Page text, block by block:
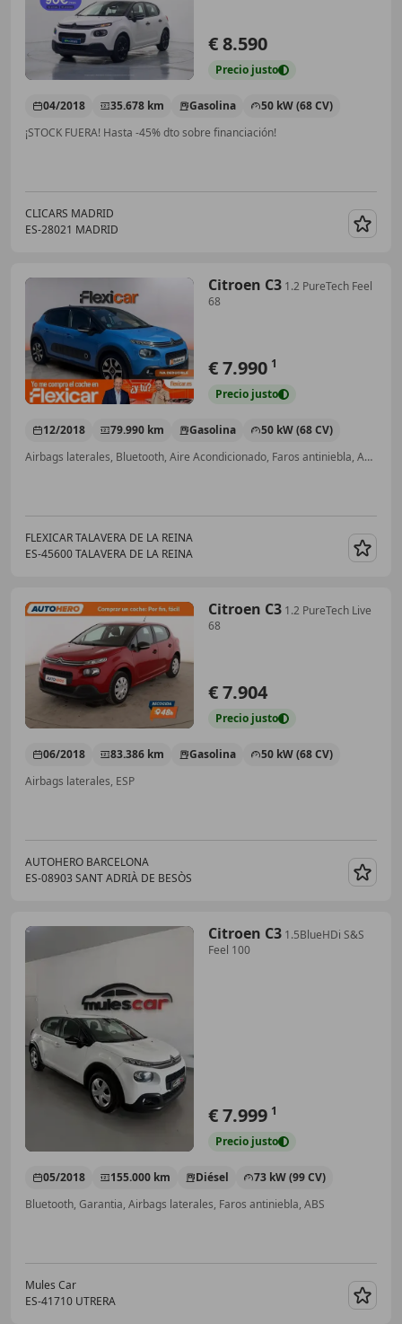
€ 8.590
Precio justo
04/2018 35.678 km Gasolina
50 kW (68 CV)
¡STOCK FUERA! Hasta -45% dto sobre financiación!
CLICARS MADRID
ES-28021 MADRID
Citroen C3 1.2 PureTech Feel
68
€ 7.990 1
Precio justo
12/2018 79.990 km Gasolina
50 kW (68 CV)
Airbags laterales, Bluetooth, Aire Acondicionado, Faros antiniebla, ABS
FLEXICAR TALAVERA DE LA REINA
ES-45600 TALAVERA DE LA REINA
Citroen C3 1.2 PureTech Live
68
€ 7.904
Precio justo
06/2018 83.386 km Gasolina
50 kW (68 CV)
Airbags laterales, ESP
AUTOHERO BARCELONA
ES-08903 SANT ADRIÀ DE BESÒS
Citroen C3 1.5BlueHDi S&S
Feel 100
€ 7.999 1
Precio justo
05/2018 155.000 km Diésel
73 kW (99 CV)
Bluetooth, Garantia, Airbags laterales, Faros antiniebla, ABS
Mules Car
ES-41710 UTRERA